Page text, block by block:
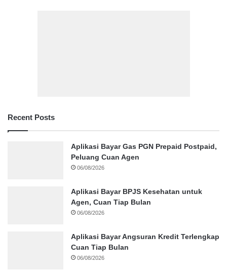
Recent Posts
Aplikasi Bayar Gas PGN Prepaid Postpaid,
Peluang Cuan Agen
06/08/2026
Aplikasi Bayar BPJS Kesehatan untuk
Agen, Cuan Tiap Bulan
06/08/2026
Aplikasi Bayar Angsuran Kredit Terlengkap
Cuan Tiap Bulan
06/08/2026